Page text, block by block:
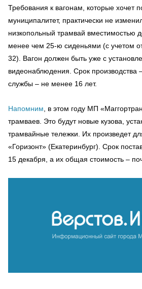
Требования к вагонам, которые хочет
муниципалитет, практически не
низкопольный трамвай вместимостью
менее чем 25-ю сиденьями (с учетом
32). Вагон должен быть уже с
видеонаблюдения. Срок производства
службы – не менее 16 лет.
Напомним , в этом году МП
трамваев. Это будут новые кузова,
трамвайные тележки. Их произведет
«Горизонт» (Екатеринбург). Срок
15 декабря, а их общая стоимость –